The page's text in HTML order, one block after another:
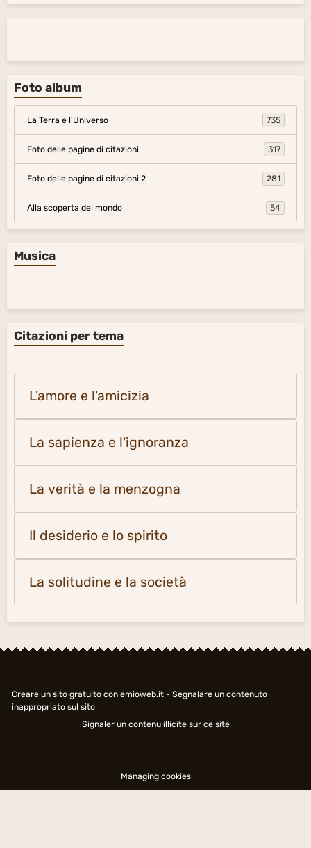
Foto album
La Terra e l'Universo 735
Foto delle pagine di citazioni 317
Foto delle pagine di citazioni 2 281
Alla scoperta del mondo 54
Musica
Citazioni per tema
L'amore e l'amicizia
La sapienza e l'ignoranza
La verità e la menzogna
Il desiderio e lo spirito
La solitudine e la società
Creare un sito gratuito con emioweb.it - Segnalare un contenuto
inappropriato sul sito
Signaler un contenu illicite sur ce site
Managing cookies